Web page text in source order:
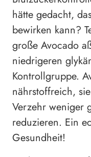
hätte gedacht,
bewirken kann?
große Avocado
niedrigeren
Kontrollgruppe.
nährstoffreich,
Verzehr weniger
reduzieren. Ein
Gesundheit!